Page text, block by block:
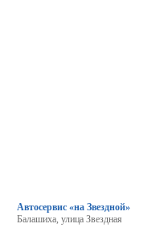
Автосервис «на Звездной»
Балашиха, улица Звездная